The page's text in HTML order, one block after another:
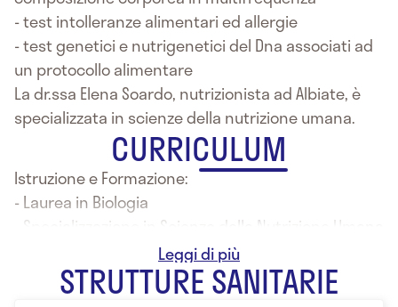
- test intolleranze alimentari ed allergie
- test genetici e nutrigenetici del Dna associati ad
un protocollo alimentare
La dr.ssa Elena Soardo, nutrizionista ad Albiate, è
specializzata in scienze della nutrizione umana.
CURRICULUM
Istruzione e Formazione:
- Laurea in Biologia
- Specializzazione in Scienze della Nutrizione Umana
presso Università San Raffaele
STRUTTURE SANITARIE